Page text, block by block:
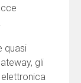
quasi
gli